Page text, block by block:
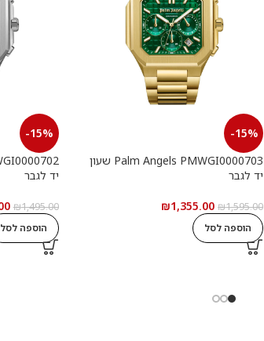
-15%
Palm Angels PMWGI0000703 שעון
יד לגבר
₪1,595.00
₪1,355.00
הוספה לסל
-15%
יד לגבר
₪1,495.00
הוספה לסל